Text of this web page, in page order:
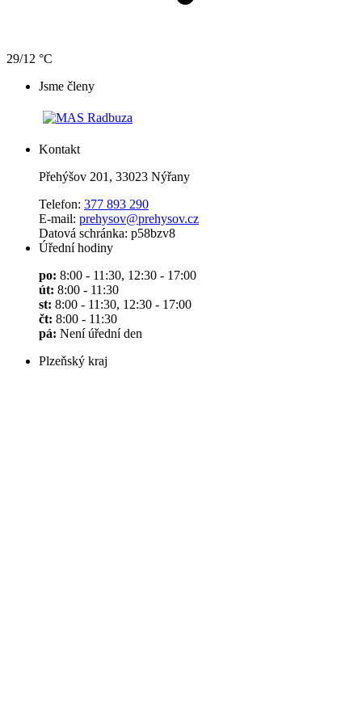
29/12 °C
Jsme členy
Kontakt
Přehýšov 201, 33023 Nýřany
Telefon: 377 893 290
E-mail: prehysov@prehysov.cz
Datová schránka: p58bzv8
Úřední hodiny
po: 8:00 - 11:30, 12:30 - 17:00
út: 8:00 - 11:30
st: 8:00 - 11:30, 12:30 - 17:00
čt: 8:00 - 11:30
pá: Není úřední den
Plzeňský kraj